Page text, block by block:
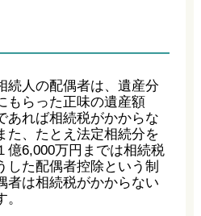
続人の配偶者は、遺産分
もらった正味の遺産額
あれば相続税がかからな
た、たとえ法定相続分を
億6,000万円までは相続税
した配偶者控除という制
者は相続税がかからない